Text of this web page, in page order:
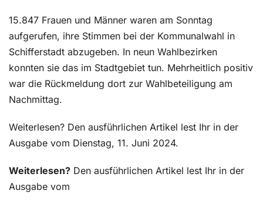
15.847 Frauen und Männer waren am Sonntag
aufgerufen, ihre Stimmen bei der Kommunalwahl in
Schifferstadt abzugeben. In neun Wahlbezirken
konnten sie das im Stadtgebiet tun. Mehrheitlich positiv
war die Rückmeldung dort zur Wahlbeteiligung am
Nachmittag.
Weiterlesen? Den ausführlichen Artikel lest Ihr in der
Ausgabe vom Dienstag, 11. Juni 2024.
Weiterlesen? Den ausführlichen Artikel lest Ihr in der
Ausgabe vom